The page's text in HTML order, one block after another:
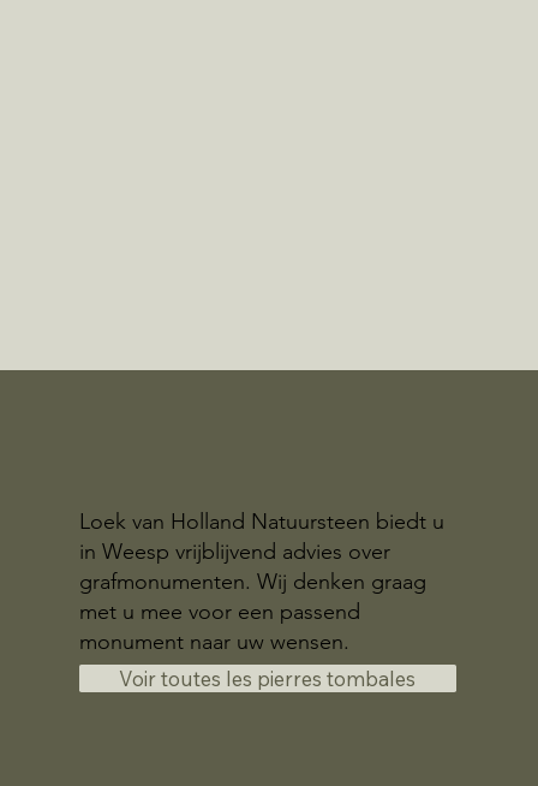
Loek van Holland Natuursteen biedt u
in Weesp vrijblijvend advies over
grafmonumenten. Wij denken graag
met u mee voor een passend
monument naar uw wensen.
Voir toutes les pierres tombales